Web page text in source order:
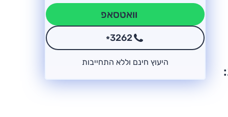
וואטסאפ
*3262
היעוץ חינם וללא התחייבות